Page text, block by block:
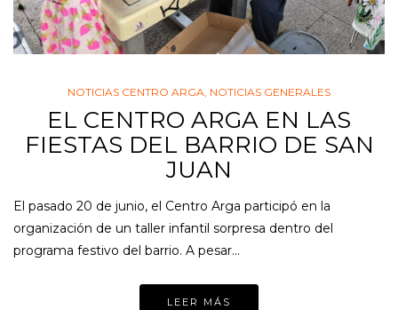
NOTICIAS CENTRO ARGA, NOTICIAS GENERALES
EL CENTRO ARGA EN LAS
FIESTAS DEL BARRIO DE SAN
JUAN
El pasado 20 de junio, el Centro Arga participó en la
organización de un taller infantil sorpresa dentro del
programa festivo del barrio. A pesar…
LEER MÁS